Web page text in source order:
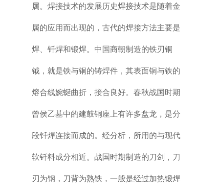
属。焊接技术的发展历史焊接技术是随着金
属的应用而出现的，古代的焊接方法主要是
焊、钎焊和锻焊。中国商朝制造的铁刃铜
钺，就是铁与铜的铸焊件，其表面铜与铁的
熔合线婉蜒曲折，接合良好。春秋战国时期
曾侯乙墓中的建鼓铜座上有许多盘龙，是分
段钎焊连接而成的。经分析，所用的与现代
软钎料成分相近。战国时期制造的刀剑，刀
刃为钢，刀背为熟铁，一般是经过加热锻焊